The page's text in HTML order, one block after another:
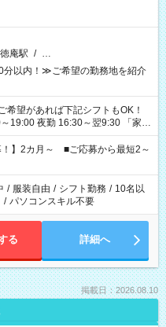
徳庵駅 / …
以内！≫ご希望の勤務地を紹介
夜勤 16:30～翌9:30 「家族
持って夕飯の準備がしたい」
」 など、ご希望を教えてください
間。 合計で週40時間を超える場
！】2カ月～ ■ご応募から最短2～
/ 服装自由 / シフト勤務 / 10名以
/ パソコンスキル不要
る 詳細へ
掲載日：2026.08.10